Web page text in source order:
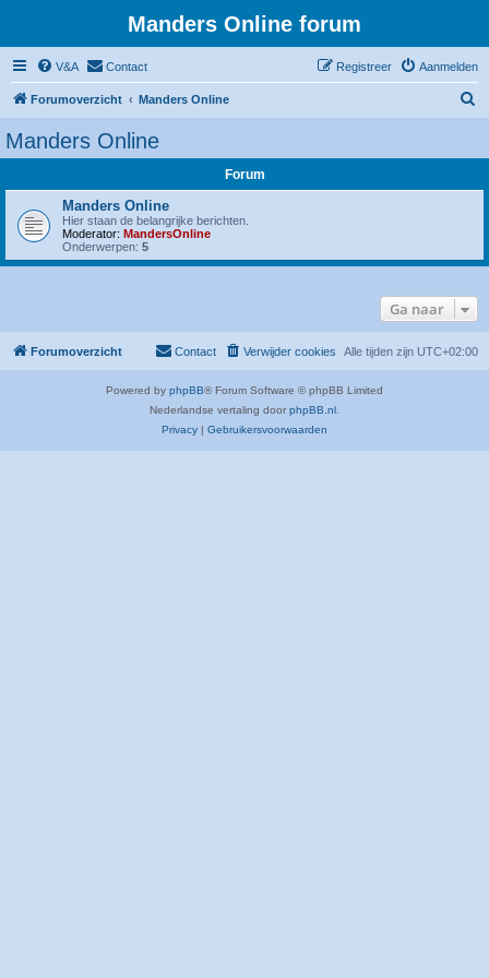
Manders Online forum
V&A Contact Aanmelden
Registreer
Forumoverzicht Manders Online
Manders Online
Forum
Manders Online
Hier staan de belangrijke berichten.
Moderator: MandersOnline
Onderwerpen: 5
Ga naar
Forumoverzicht Alle tijden zijn UTC+02:00
Verwijder cookies
Contact
Powered by phpBB® Forum Software © phpBB Limited
Nederlandse vertaling door phpBB.nl
Privacy | Gebruikersvoorwaarden